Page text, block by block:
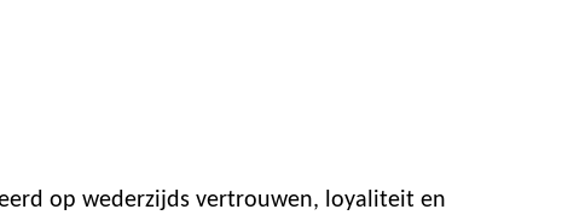
op wederzijds vertrouwen, loyaliteit en